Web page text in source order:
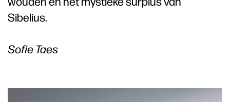
Sibelius.
Sofie Taes